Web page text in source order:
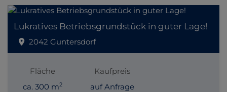
Lukratives Betriebsgrundstück in guter Lage!
2042 Guntersdorf
Fläche
ca. 300 m2
Kaufpreis
auf Anfrage